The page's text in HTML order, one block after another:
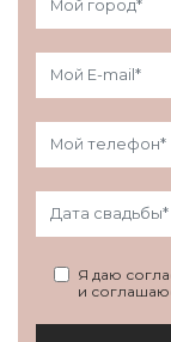
Я даю
и